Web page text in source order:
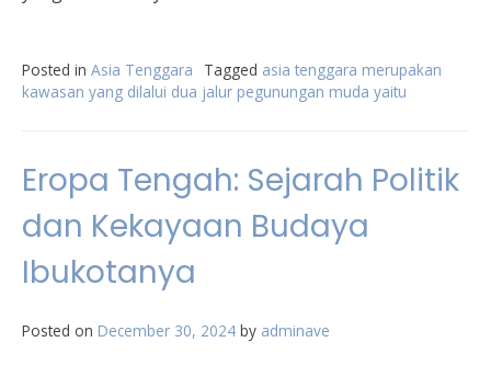
Posted in Asia Tenggara Tagged asia tenggara merupakan
kawasan yang dilalui dua jalur pegunungan muda yaitu
Eropa Tengah: Sejarah Politik
dan Kekayaan Budaya
Ibukotanya
Posted on December 30, 2024 by adminave